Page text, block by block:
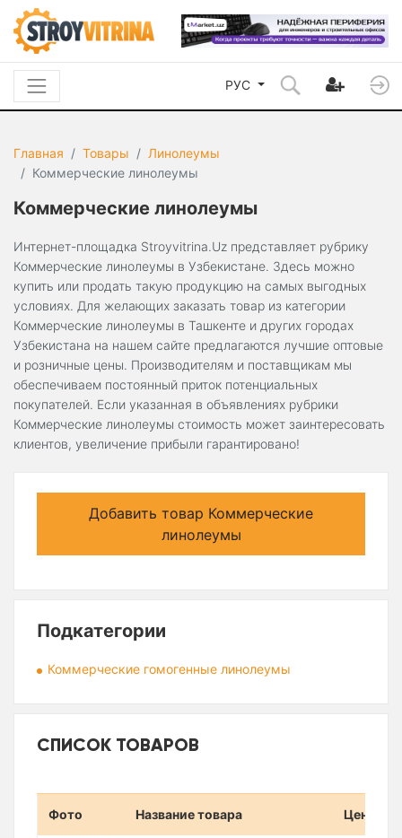
РУС
Главная Товары
Линолеумы
Коммерческие линолеумы
Коммерческие линолеумы
Интернет-площадка Stroyvitrina.Uz представляет рубрику
Коммерческие линолеумы в Узбекистане. Здесь можно
купить или продать такую продукцию на самых выгодных
условиях. Для желающих заказать товар из категории
Коммерческие линолеумы в Ташкенте и других городах
Узбекистана на нашем сайте предлагаются лучшие оптовые
и розничные цены. Производителям и поставщикам мы
обеспечиваем постоянный приток потенциальных
покупателей. Если указанная в объявлениях рубрики
Коммерческие линолеумы стоимость может заинтересовать
клиентов, увеличение прибыли гарантировано!
Добавить товар Коммерческие
линолеумы
Подкатегории
Коммерческие гомогенные линолеумы
СПИСОК ТОВАРОВ
Фото Название товара Цена